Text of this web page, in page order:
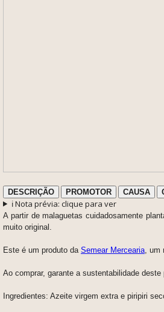
DESCRIÇÃO PROMOTOR CAUSA
ℹ️ Nota prévia: clique para ver
A partir de malaguetas cuidadosamente
muito original.
Este é um produto da Semear Mercearia ,
Ao comprar, garante a sustentabilidade
Ingredientes: Azeite virgem extra e piripiri